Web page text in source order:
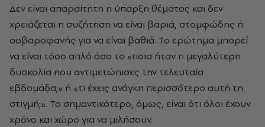
Δεν είναι απαραίτητη η ύπαρξη θέματος και δεν
χρειάζεται η συζήτηση να είναι βαριά, στομφώδης ή
σοβαροφανής για να είναι βαθιά. Το ερώτημα μπορεί
να είναι τόσο απλό όσο το «ποια ήταν η μεγαλύτερη
δυσκολία που αντιμετώπισες την τελευταία
εβδομάδα;» ή «τι έχεις ανάγκη περισσότερο αυτή τη
στιγμή;». Το σημαντικότερο, όμως, είναι ότι όλοι έχουν
χρόνο και χώρο για να μιλήσουν.